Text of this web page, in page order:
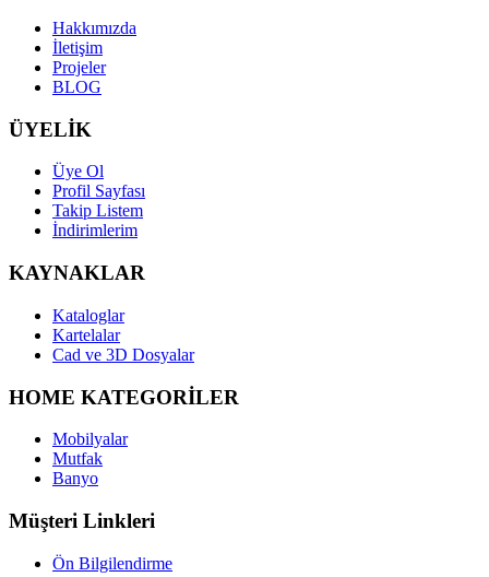
Hakkımızda
İletişim
Projeler
BLOG
ÜYELİK
Üye Ol
Profil Sayfası
Takip Listem
İndirimlerim
KAYNAKLAR
Kataloglar
Kartelalar
Cad ve 3D Dosyalar
HOME KATEGORİLER
Mobilyalar
Mutfak
Banyo
Müşteri Linkleri
Ön Bilgilendirme